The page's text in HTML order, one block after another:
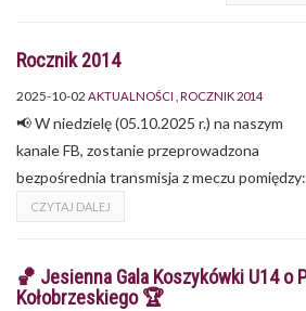
Rocznik 2014
2025-10-02 AKTUALNOŚCI ROCZNIK 2014
📢 W niedzielę (05.10.2025 r.) na naszym
kanale FB, zostanie przeprowadzona
bezpośrednia transmisja z meczu pomiędzy:
CZYTAJ DALEJ
🏀 Jesienna Gala Koszykówki U14 o
Kołobrzeskiego 🏆